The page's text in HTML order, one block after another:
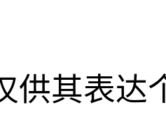
供其表达